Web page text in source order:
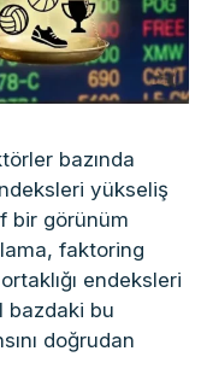
bazında
yükseliş
bir görünüm
faktoring
endeksleri
bazdaki bu
doğrudan